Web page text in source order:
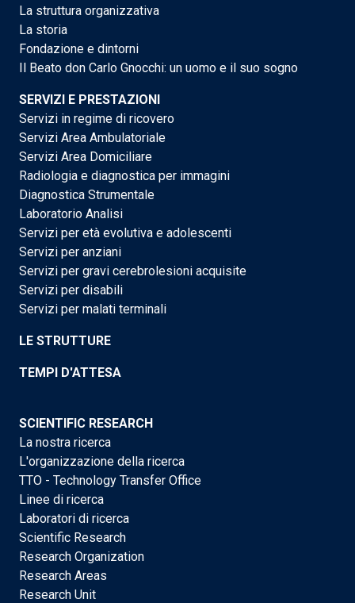
La struttura organizzativa
La storia
Fondazione e dintorni
Il Beato don Carlo Gnocchi: un uomo e il suo sogno
SERVIZI E PRESTAZIONI
Servizi in regime di ricovero
Servizi Area Ambulatoriale
Servizi Area Domiciliare
Radiologia e diagnostica per immagini
Diagnostica Strumentale
Laboratorio Analisi
Servizi per età evolutiva e adolescenti
Servizi per anziani
Servizi per gravi cerebrolesioni acquisite
Servizi per disabili
Servizi per malati terminali
LE STRUTTURE
TEMPI D'ATTESA
SCIENTIFIC RESEARCH
La nostra ricerca
L'organizzazione della ricerca
TTO - Technology Transfer Office
Linee di ricerca
Laboratori di ricerca
Scientific Research
Research Organization
Research Areas
Research Unit